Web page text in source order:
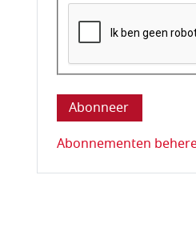
Deze vraag is om te
Abonnementen